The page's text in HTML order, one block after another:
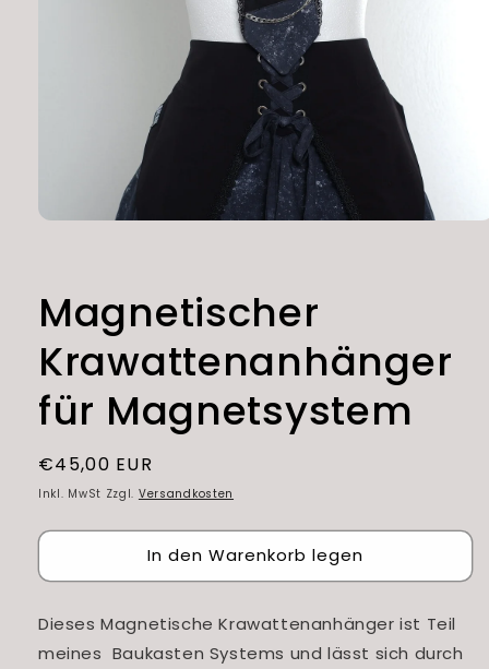
Magnetischer
Krawattenanhänger
für Magnetsystem
Normaler
Preis
€45,00 EUR
Inkl. MwSt Zzgl. Versandkosten
In den Warenkorb legen
Dieses Magnetische Krawattenanhänger ist Teil
meines Baukasten Systems und lässt sich durch